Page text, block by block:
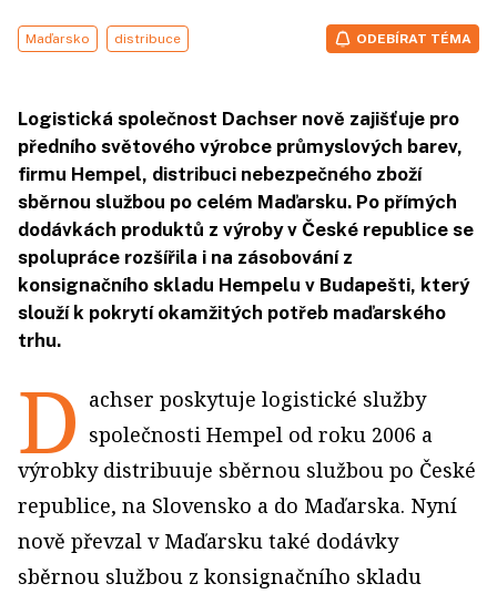
Maďarsko distribuce ODEBÍRAT TÉMA
Logistická společnost Dachser nově zajišťuje pro
předního světového výrobce průmyslových barev,
firmu Hempel, distribuci nebezpečného zboží
sběrnou službou po celém Maďarsku. Po přímých
dodávkách produktů z výroby v České republice se
spolupráce rozšířila i na zásobování z
konsignačního skladu Hempelu v Budapešti, který
slouží k pokrytí okamžitých potřeb maďarského
trhu.
D achser poskytuje logistické služby
společnosti Hempel od roku 2006 a
výrobky distribuuje sběrnou službou po České
republice, na Slovensko a do Maďarska. Nyní
nově převzal v Maďarsku také dodávky
sběrnou službou z konsignačního skladu